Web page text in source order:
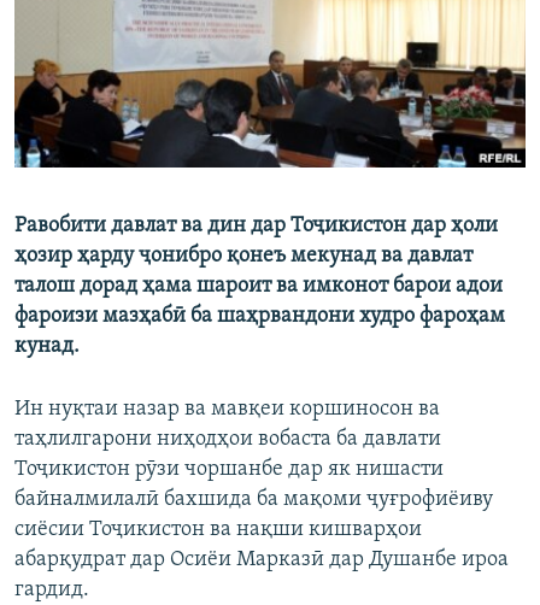
ГУЗОРИШҲОИ РАДИОӢ
ПАЙГИРӢ КУНЕД
Ҳамаи сомонаҳои RFE/RL
Равобити давлат ва дин дар Тоҷикистон дар ҳоли
ҳозир ҳарду ҷонибро қонеъ мекунад ва давлат
талош дорад ҳама шароит ва имконот барои адои
фароизи мазҳабӣ ба шаҳрвандони худро фароҳам
кунад.
Ин нуқтаи назар ва мавқеи коршиносон ва
таҳлилгарони ниҳодҳои вобаста ба давлати
Тоҷикистон рӯзи чоршанбе дар як нишасти
байналмилалӣ бахшида ба мақоми ҷуғрофиёиву
сиёсии Тоҷикистон ва нақши кишварҳои
абарқудрат дар Осиёи Марказӣ дар Душанбе ироа
гардид.